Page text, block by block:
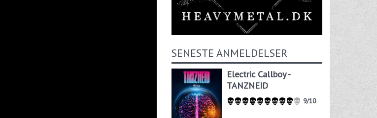
SENESTE ANMELDELSER
Electric Callboy -
TANZNEID
9/10